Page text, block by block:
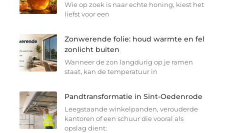
Wie op zoek is naar echte honing, kiest het
liefst voor een
Zonwerende folie: houd warmte en fel
zonlicht buiten
Wanneer de zon langdurig op je ramen
staat, kan de temperatuur in
Pandtransformatie in Sint-Oedenrode
Leegstaande winkelpanden, verouderde
kantoren of een schuur die vooral als
opslag dient: